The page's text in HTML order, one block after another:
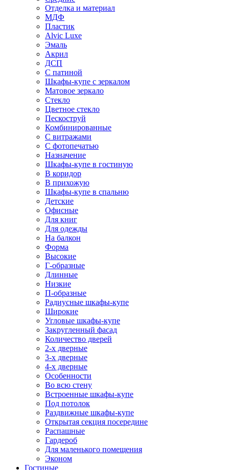
Отделка и материал
МДФ
Пластик
Alvic Luxe
Эмаль
Акрил
ДСП
С патиной
Шкафы-купе с зеркалом
Матовое зеркало
Стекло
Цветное стекло
Пескоструй
Комбинированные
С витражами
С фотопечатью
Назначение
Шкафы-купе в гостиную
В коридор
В прихожую
Шкафы-купе в спальню
Детские
Офисные
Для книг
Для одежды
На балкон
Форма
Высокие
Г-образные
Длинные
Низкие
П-образные
Радиусные шкафы-купе
Широкие
Угловые шкафы-купе
Закругленный фасад
Количество дверей
2-х дверные
3-х дверные
4-х дверные
Особенности
Во всю стену
Встроенные шкафы-купе
Под потолок
Раздвижные шкафы-купе
Открытая секция посередине
Распашные
Гардероб
Для маленького помещения
Эконом
Гостиные